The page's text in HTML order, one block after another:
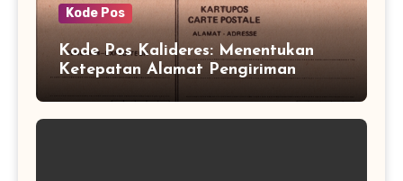
Kode Pos
Kode Pos Kalideres: Menentukan
Ketepatan Alamat Pengiriman